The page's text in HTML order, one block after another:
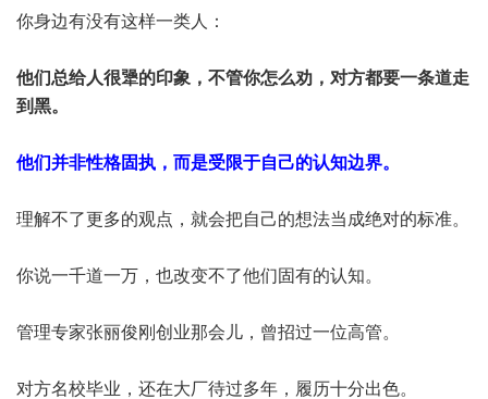
你身边有没有这样一类人：
他们总给人很犟的印象，不管你怎么劝，对方都要一条道走
到黑。
他们并非性格固执，而是受限于自己的认知边界。
理解不了更多的观点，就会把自己的想法当成绝对的标准。
你说一千道一万，也改变不了他们固有的认知。
管理专家张丽俊刚创业那会儿，曾招过一位高管。
对方名校毕业，还在大厂待过多年，履历十分出色。